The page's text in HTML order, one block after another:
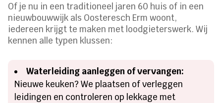
Of je nu in een traditioneel jaren 60 huis of in een
nieuwbouwwijk als Oosteresch Erm woont,
iedereen krijgt te maken met loodgieterswerk. Wij
kennen alle typen klussen:
Waterleiding aanleggen of vervangen:
Nieuwe keuken? We plaatsen of verleggen
leidingen en controleren op lekkage met